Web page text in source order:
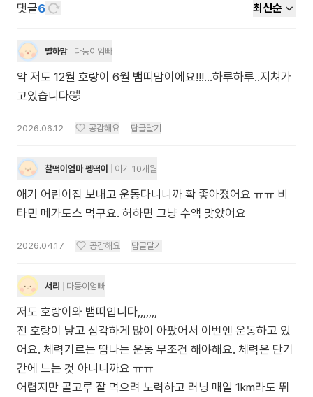
댓글6 최신순
별하맘 다둥이엄빠
악 저도 12월 호랑이 6월 뱀띠맘이에요!!!...하루하루..지쳐가
고있습니다🤣
2026.06.12 공감해요 답글달기
찰떡이엄마 펭떡이 아기 10개월
애기 어린이집 보내고 운동다니니까 확 좋아졌어요 ㅠㅠ 비
타민 메가도스 먹구요. 허하면 그냥 수액 맞았어요
2026.04.17 공감해요 답글달기
서리 다둥이엄빠
저도 호랑이와 뱀띠입니다,,,,,,,
전 호랑이 낳고 심각하게 많이 아팠어서 이번엔 운동하고 있
어요. 체력기르는 땀나는 운동 무조건 해야해요. 체력은 단기
간에 느는 것 아니니까요 ㅠㅠ
어렵지만 골고루 잘 먹으려 노력하고 러닝 매일 1km라도 뛰